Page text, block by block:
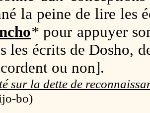
la peine de lire les
* pour appuyer
les écrits de Dosho,
ou non].
sur la dette de
bo)